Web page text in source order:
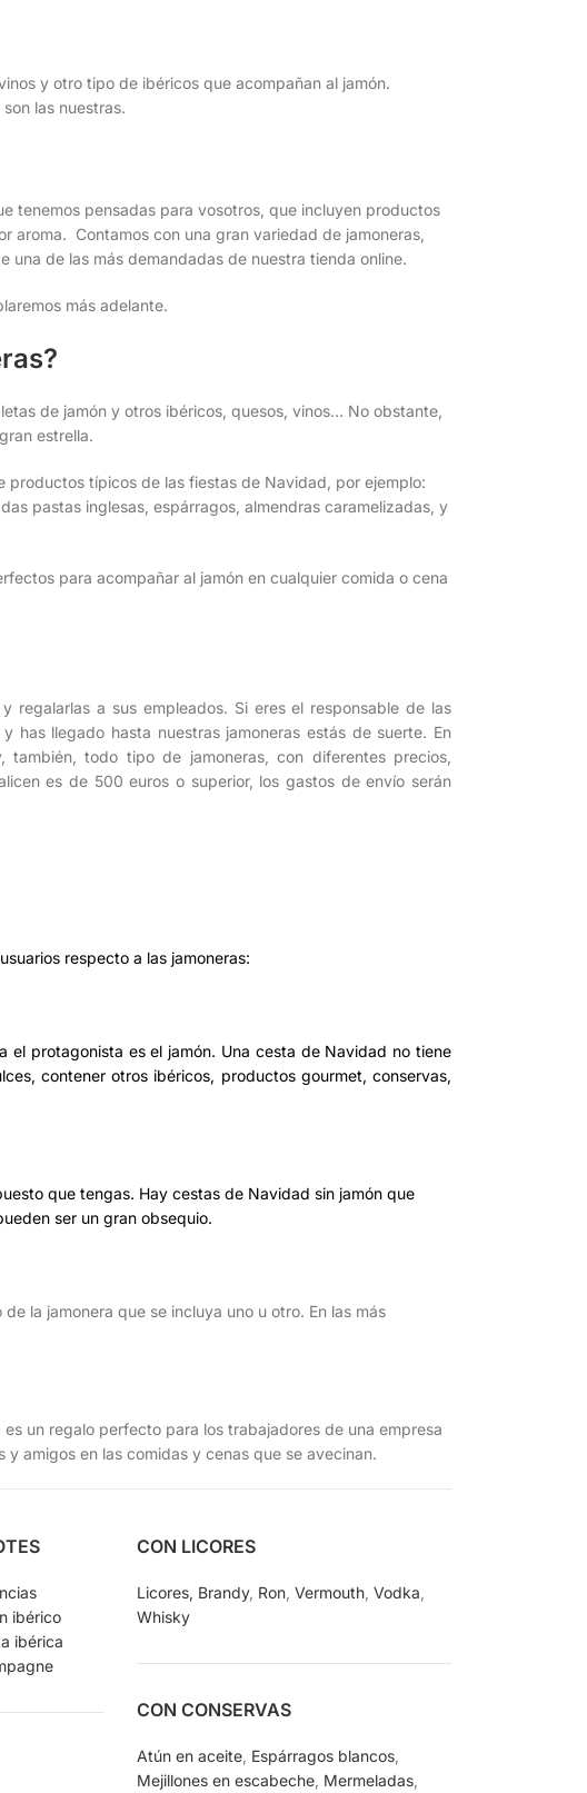
y otro tipo de ibéricos que acompañan al jamón.
las nuestras.
tenemos pensadas para vosotros, que incluyen productos
aroma. Contamos con una gran variedad de jamoneras,
una de las más demandadas de nuestra tienda online.
más adelante.
de jamón y otros ibéricos, quesos, vinos… No obstante,
estrella.
productos típicos de las fiestas de Navidad, por ejemplo:
pastas inglesas, espárragos, almendras caramelizadas, y
para acompañar al jamón en cualquier comida o cena
regalarlas a sus empleados. Si eres el responsable de las
llegado hasta nuestras jamoneras estás de suerte. En
todo tipo de jamoneras, con diferentes precios,
es de 500 euros o superior, los gastos de envío serán
respecto a las jamoneras:
protagonista es el jamón. Una cesta de Navidad no tiene
contener otros ibéricos, productos gourmet, conservas,
que tengas. Hay cestas de Navidad sin jamón que
ser un gran obsequio.
la jamonera que se incluya uno u otro. En las más
un regalo perfecto para los trabajadores de una empresa
amigos en las comidas y cenas que se avecinan.
ibérico
ibérica
CON LICORES
Licores, Brandy, Ron, Vermouth, Vodka
Whisky
CON CONSERVAS
Atún en aceite, Espárragos blancos,
Mejillones en escabeche, Mermeladas,